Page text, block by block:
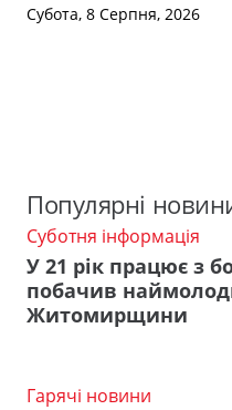
Субота, 8 Серпня, 2026
Популярні
Суботня інформація
У 21 рік працює з
побачив
Житомирщини
Гарячі новини